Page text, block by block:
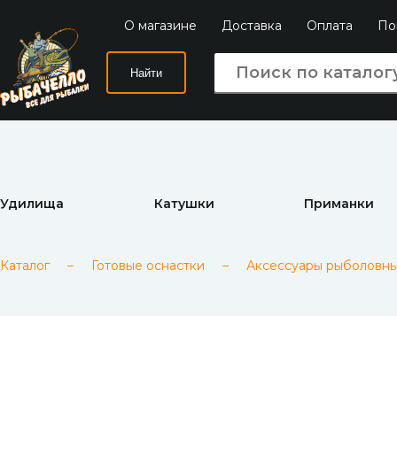
О магазине Доставка Оплата
Найти
Удилища Катушки Приманки
Каталог – Готовые оснастки – Аксессуары